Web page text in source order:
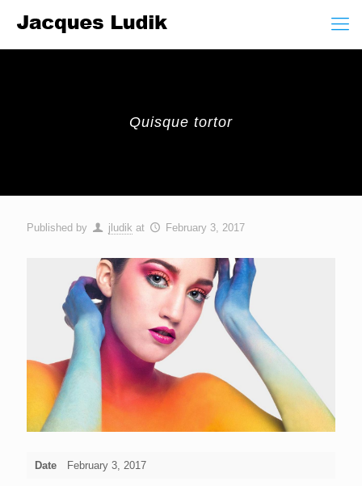
Quisque tortor
Published by jludik at February 3, 2017
Date February 3, 2017